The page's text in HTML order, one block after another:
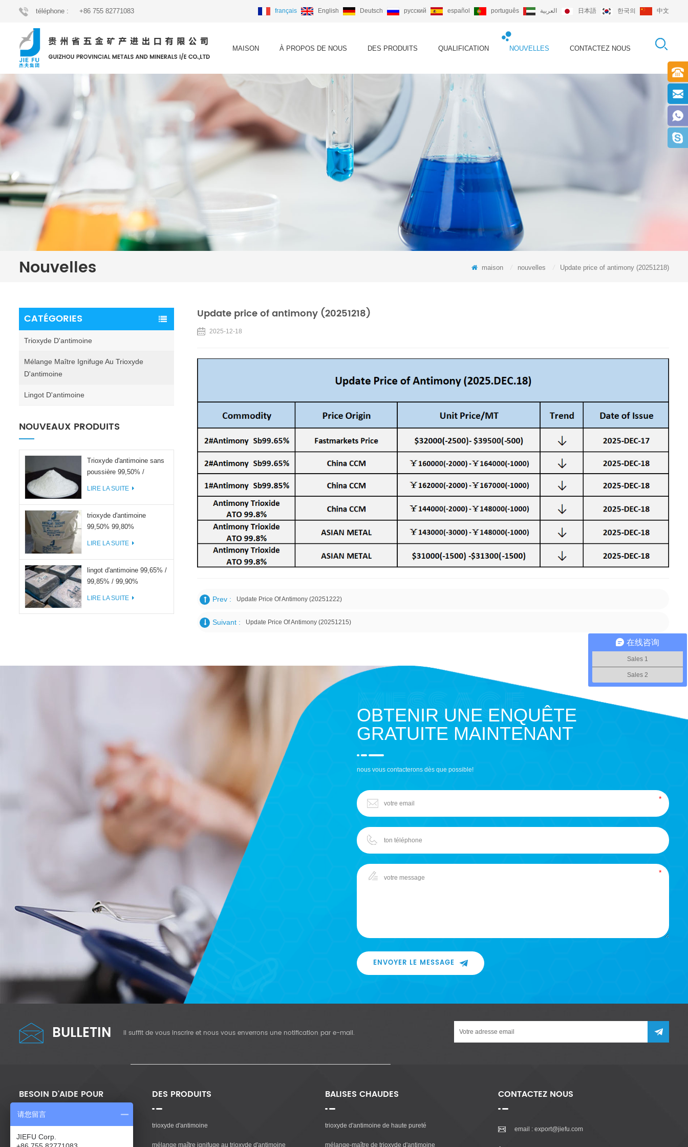
téléphone : +86 755 82771083 français English Deutsch русский español português العربية 日本語 한국의 中文
MAISON À PROPOS DE NOUS DES PRODUITS QUALIFICATION NOUVELLES CONTACTEZ NOUS
Nouvelles maison nouvelles Update price of antimony (20251218)
CATÉGORIES
Trioxyde D'antimoine
Mélange Maître Ignifuge Au Trioxyde
D'antimoine
Lingot D'antimoine
NOUVEAUX PRODUITS
Trioxyde d'antimoine sans
poussière 99,50% /
LIRE LA SUITE
trioxyde d'antimoine
99,50% 99,80%
LIRE LA SUITE
lingot d'antimoine 99,65% /
99,85% / 99,90%
LIRE LA SUITE
Update price of antimony (20251218)
2025-12-18
Prev : Update Price Of Antimony (20251222)
Suivant : Update Price Of Antimony (20251215)
OBTENIR UNE ENQUÊTE
GRATUITE MAINTENANT
nous vous contacterons dès que possible!
ENVOYER LE MESSAGE
BULLETIN il suffit de vous inscrire et nous vous enverrons une notification par e-mail.
BESOIN D'AIDE POUR
Maison
Des Produits
DES PRODUITS
trioxyde d'antimoine
mélange maître ignifuge au trioxyde d'antimoine
BALISES CHAUDES
trioxyde d'antimoine de haute pureté
mélange-maître de trioxyde d'antimoine
CONTACTEZ NOUS
email : export@jiefu.com
在线咨询
Sales 1
Sales 2
请您留言
JIEFU Corp.